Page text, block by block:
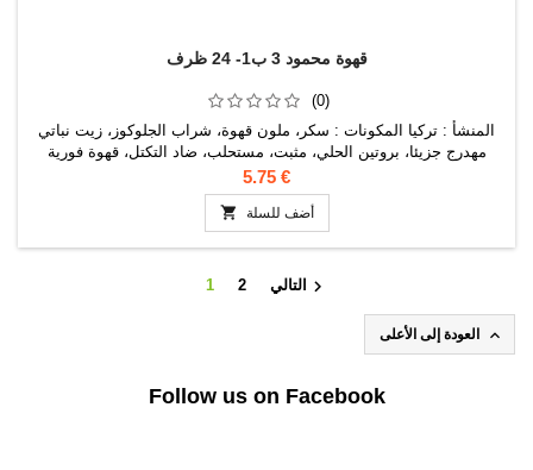
قهوة محمود 3 ب1- 24 ظرف
(0)
المنشأ : تركيا المكونات : سكر، ملون قهوة، شراب الجلوكوز، زيت نباتي
مهدرج جزيئا، بروتين الحلي، مثبت، مستحلب، ضاد التكتل، قهوة فورية
5.75 €
 أضف للسلة
1 2 التالي 

Follow us on Facebook